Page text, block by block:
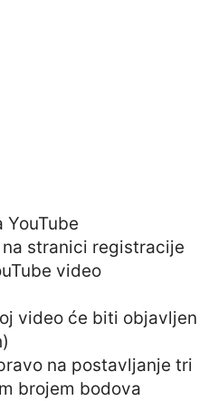
stranici registracije
video
video će biti objavljen
na postavljanje tri
brojem bodova